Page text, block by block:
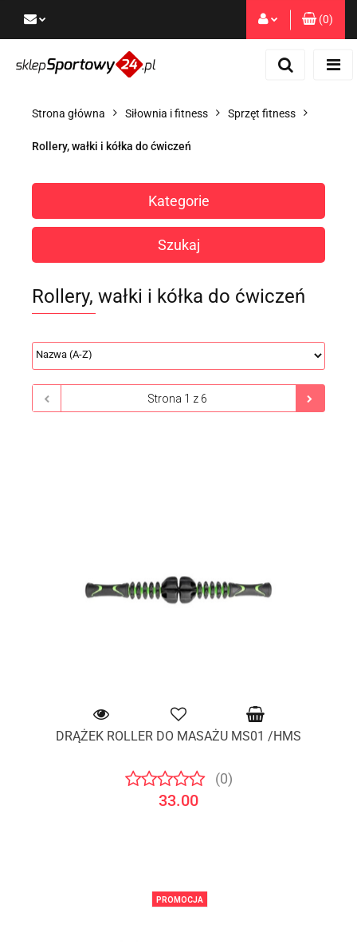
Dodaj zgłoszenie
(0)
Strona główna Siłownia i fitness Sprzęt fitness
Rollery, wałki i kółka do ćwiczeń
Kategorie
Szukaj
Rollery, wałki i kółka do ćwiczeń
DRĄŻEK ROLLER DO MASAŻU MS01 /HMS
(0)
33.00
PROMOCJA